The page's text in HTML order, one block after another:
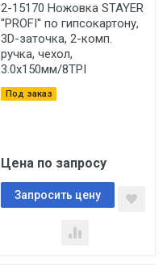
2-15170 Ножовка STAYER
''PROFI'' по гипсокартону,
3D-заточка, 2-комп.
ручка, чехол,
3.0х150мм/8TPI
Под заказ
Цена по запросу
Запросить цену